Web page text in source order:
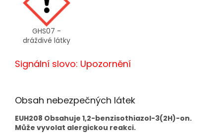
GHS07 -
dráždivé látky
Signální slovo: Upozornění
Obsah nebezpečných látek
EUH208 Obsahuje 1,2-benzisothiazol-3(2H)-on.
Může vyvolat alergickou reakci.